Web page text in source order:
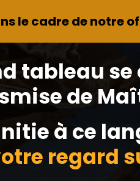
le cadre de notre
tableau se
de
à ce
regard